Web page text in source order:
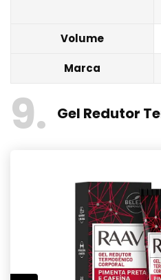
Volume
Marca
9 Gel Redutor